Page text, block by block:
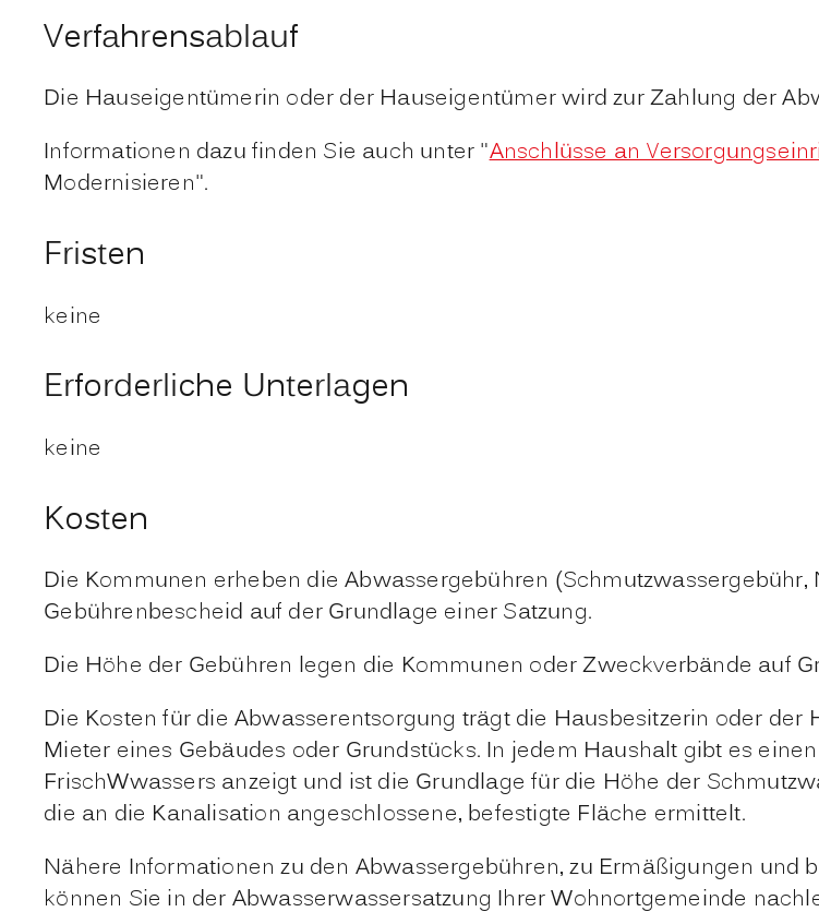
Verfahrensablauf
Die Hauseigentümerin oder der Hauseigentümer wird zur Zahlung der
Informationen dazu finden Sie auch unter "Anschlüsse an
Modernisieren".
Fristen
keine
Erforderliche Unterlagen
keine
Kosten
Die Kommunen erheben die Abwassergebühren
Gebührenbescheid auf der Grundlage einer Satzung.
Die Höhe der Gebühren legen die Kommunen oder Zweckverbände auf
Die Kosten für die Abwasserentsorgung trägt die Hausbesitzerin oder
Mieter eines Gebäudes oder Grundstücks. In jedem Haushalt gibt es
FrischWwassers anzeigt und ist die Grundlage für die Höhe der
die an die Kanalisation angeschlossene, befestigte Fläche ermittelt.
Nähere Informationen zu den Abwassergebühren, zu Ermäßigungen und
können Sie in der Abwasserwassersatzung Ihrer Wohnortgemeinde